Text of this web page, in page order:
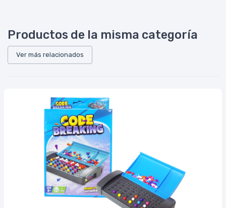
Productos de la misma categoría
Ver más relacionados